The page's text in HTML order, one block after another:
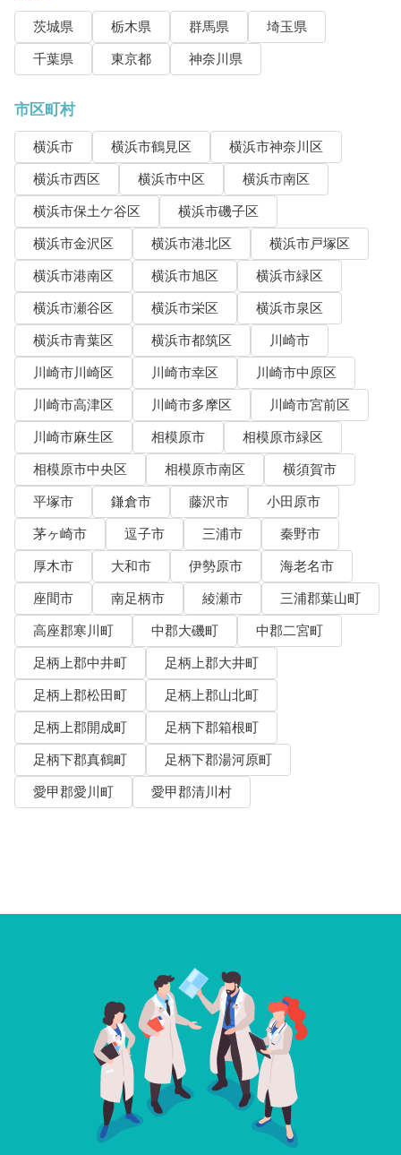
茨城県 栃木県 群馬県
埼玉県
千葉県
東京都 神奈川県
市区町村
横浜市 横浜市鶴見区
横浜市神奈川区
横浜市西区
横浜市中区
横浜市南区
横浜市保土ケ谷区
横浜市磯子区
横浜市金沢区
横浜市港北区
横浜市戸塚区
横浜市港南区
横浜市旭区
横浜市緑区
横浜市瀬谷区
横浜市栄区
横浜市泉区
横浜市青葉区
横浜市都筑区
川崎市
川崎市川崎区
川崎市幸区
川崎市中原区
川崎市高津区
川崎市多摩区
川崎市宮前区
川崎市麻生区
相模原市
相模原市緑区
相模原市中央区
相模原市南区
横須賀市
平塚市
鎌倉市 藤沢市
小田原市
茅ヶ崎市
逗子市 三浦市
秦野市
厚木市
大和市 伊勢原市
海老名市
座間市
南足柄市 綾瀬市
三浦郡葉山町
高座郡寒川町
中郡大磯町
中郡二宮町
足柄上郡中井町
足柄上郡大井町
足柄上郡松田町
足柄上郡山北町
足柄上郡開成町
足柄下郡箱根町
足柄下郡真鶴町
足柄下郡湯河原町
愛甲郡愛川町
愛甲郡清川村